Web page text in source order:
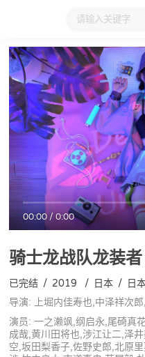
大家在看 日本动漫
00:00/0:00
骑士龙战队龙装者
已完结 / 2019 / 日本 / 日
导演: 上堀内佳寿也,中泽祥次
演员: 一之濑飒,纲启永,尾碕真
成哉,黄川田将也,涉江让二,泽
空,坂田梨香子,佐野史郎,北原